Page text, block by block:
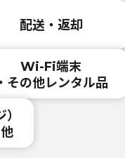
配送・返却
Wi-Fi端末
その他レンタル品